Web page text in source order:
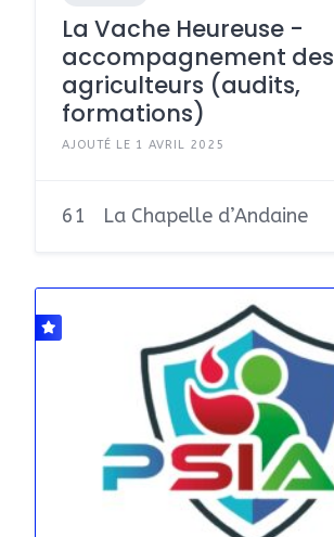
La Vache Heureuse -
accompagnement des
agriculteurs (audits,
formations)
AJOUTÉ LE 1 AVRIL 2025
61 La Chapelle d’Andaine